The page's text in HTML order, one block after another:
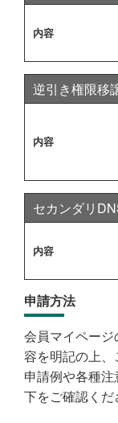
逆引き権限移
セカンダリ
申請方法
会員マイペー
容を明記の上、
申請例や各種
下をご確認くだ